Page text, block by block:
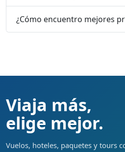
¿Cómo encuentro mejores
Viaja más,
elige mejor.
Vuelos, hoteles, paquetes y tours